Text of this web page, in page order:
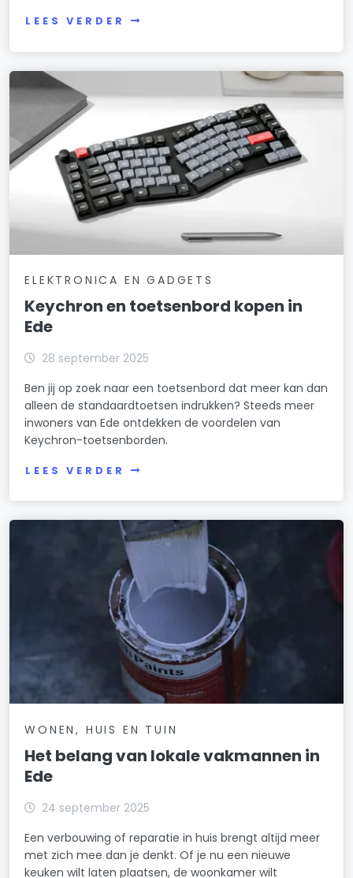
LEES VERDER
ELEKTRONICA EN GADGETS
Keychron en toetsenbord kopen in
Ede
28 september 2025
Ben jij op zoek naar een toetsenbord dat meer kan dan
alleen de standaardtoetsen indrukken? Steeds meer
inwoners van Ede ontdekken de voordelen van
Keychron-toetsenborden.
LEES VERDER
WONEN, HUIS EN TUIN
Het belang van lokale vakmannen in
Ede
24 september 2025
Een verbouwing of reparatie in huis brengt altijd meer
met zich mee dan je denkt. Of je nu een nieuwe
keuken wilt laten plaatsen, de woonkamer wilt